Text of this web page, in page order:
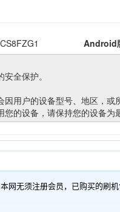
本网无须注册会员，已购买的刷